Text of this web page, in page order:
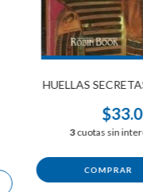
HUELLAS
3cuotas sin